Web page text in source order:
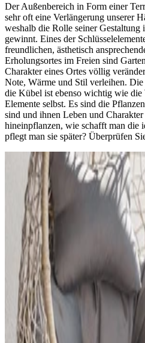
Der Außenbereich in Form einer
sehr oft eine Verlängerung unserer
weshalb die Rolle seiner Gestaltung
gewinnt. Eines der
freundlichen, ästhetisch
Erholungsortes im Freien sind
Charakter eines Ortes völlig
Note, Wärme und Stil verleihen.
die Kübel ist ebenso wichtig wie die
Elemente selbst. Es sind die
sind und ihnen Leben und
hineinpflanzen, wie schafft man die
pflegt man sie später? Überprüfen